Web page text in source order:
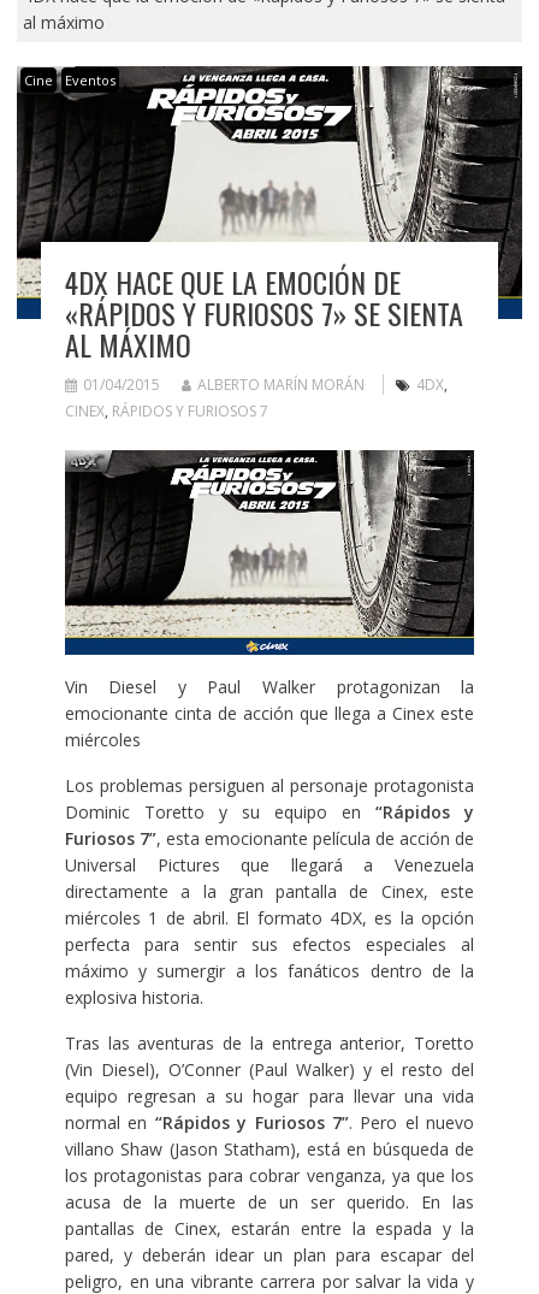
al máximo
Cine Eventos
4DX HACE QUE LA EMOCIÓN DE
«RÁPIDOS Y FURIOSOS 7» SE SIENTA
AL MÁXIMO
01/04/2015 ALBERTO MARÍN MORÁN 4DX,
CINEX, RÁPIDOS Y FURIOSOS 7
Vin Diesel y Paul Walker protagonizan la
emocionante cinta de acción que llega a Cinex este
miércoles
Los problemas persiguen al personaje protagonista
Dominic Toretto y su equipo en“Rápidos y
Furiosos 7”, esta emocionante película de acción de
Universal Pictures que llegará a Venezuela
directamente a la gran pantalla de Cinex, este
miércoles 1 de abril. El formato 4DX, es la opción
perfecta para sentir sus efectos especiales al
máximo y sumergir a los fanáticos dentro de la
explosiva historia.
Tras las aventuras de la entrega anterior, Toretto
(Vin Diesel), O’Conner (Paul Walker) y el resto del
equipo regresan a su hogar para llevar una vida
normal en “Rápidos y Furiosos 7”. Pero el nuevo
villano Shaw (Jason Statham), está en búsqueda de
los protagonistas para cobrar venganza, ya que los
acusa de la muerte de un ser querido. En las
pantallas de Cinex, estarán entre la espada y la
pared, y deberán idear un plan para escapar del
peligro, en una vibrante carrera por salvar la vida y